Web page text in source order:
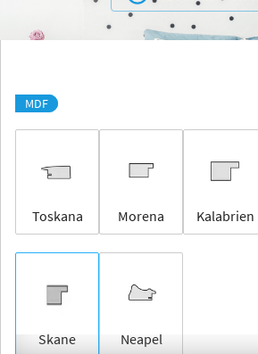
MDF
Toskana Morena Kalabrien
Skane Neapel